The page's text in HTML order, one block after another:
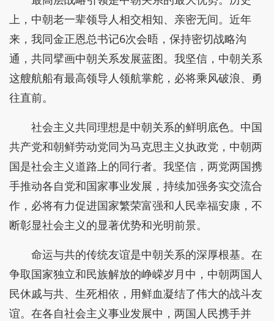
上，中朝老一辈领导人相交相知、亲密无间。近年
来，我同金正恩总书记6次会晤，保持密切战略沟
通，共同擘画中朝关系发展蓝图。我坚信，中朝关系
这艘航船有最高领导人领航掌舵，必将乘风破浪、勇
往直前。
社会主义共同理想是中朝关系的鲜明底色。中国
共产党和朝鲜劳动党同为马克思主义执政党，中朝两
国是社会主义道路上的同行者。我坚信，两党两国携
手推动各自党和国家事业发展，持续加强务实交流合
作，必将有力促进国家繁荣富强和人民幸福安康，不
断彰显社会主义的显著优势和光明前景。
命运与共的传统友谊是中朝关系的深厚根基。在
争取国家独立和民族解放的峥嵘岁月中，中朝两国人
民休戚与共、生死相依，用鲜血凝结了伟大的战斗友
谊。在各自社会主义事业发展中，两国人民携手并